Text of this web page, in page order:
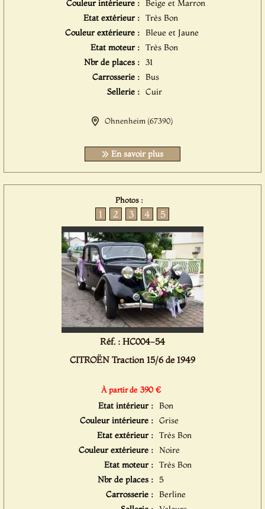
Couleur intérieure : Beige et Marron
Etat extérieur : Très Bon
Couleur extérieure : Bleue et Jaune
Etat moteur : Très Bon
Nbr de places : 31
Carrosserie : Bus
Sellerie : Cuir
Ohnenheim (67390)
En savoir plus
Photos :
1 2 3 4 5
Réf. : HC004-54
CITROËN Traction 15/6 de 1949
À partir de 390 €
Etat intérieur : Bon
Couleur intérieure : Grise
Etat extérieur : Très Bon
Couleur extérieure : Noire
Etat moteur : Très Bon
Nbr de places : 5
Carrosserie : Berline